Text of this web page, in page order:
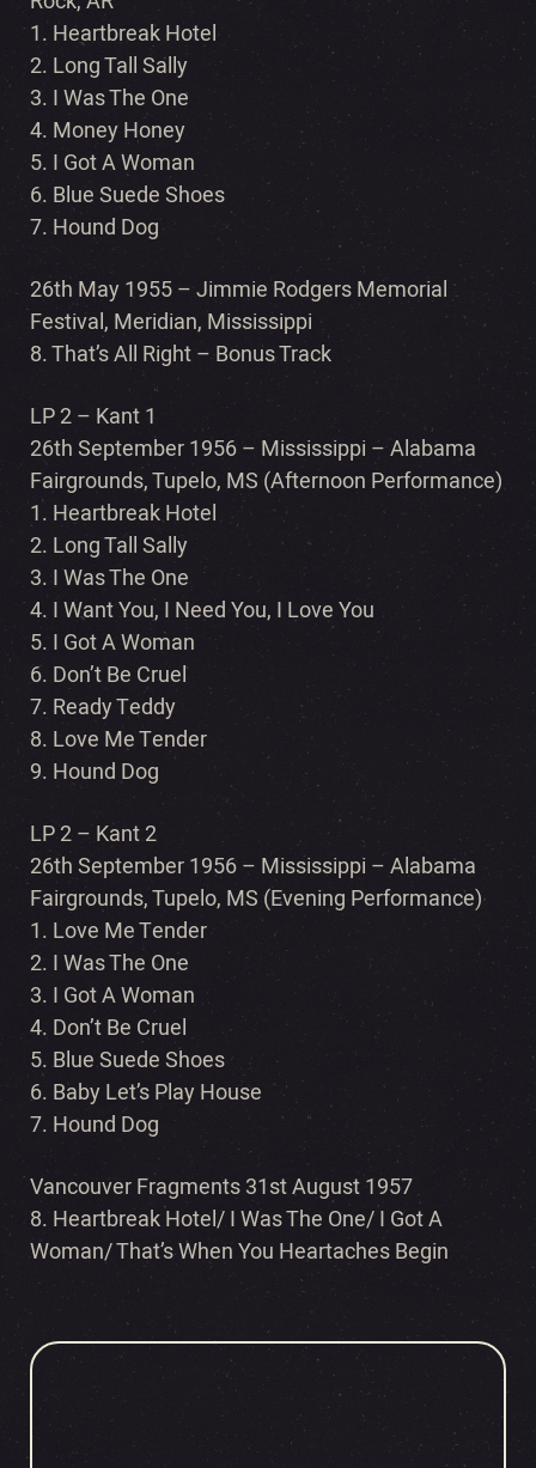
1. Heartbreak Hotel
2. Long Tall Sally
3. I Was The One
4. Money Honey
5. I Got A Woman
6. Blue Suede Shoes
7. Hound Dog
26th May 1955 – Jimmie Rodgers Memorial
Festival, Meridian, Mississippi
8. That’s All Right – Bonus Track
LP 2 – Kant 1
26th September 1956 – Mississippi – Alabama
Fairgrounds, Tupelo, MS (Afternoon Performance)
1. Heartbreak Hotel
2. Long Tall Sally
3. I Was The One
4. I Want You, I Need You, I Love You
5. I Got A Woman
6. Don’t Be Cruel
7. Ready Teddy
8. Love Me Tender
9. Hound Dog
LP 2 – Kant 2
26th September 1956 – Mississippi – Alabama
Fairgrounds, Tupelo, MS (Evening Performance)
1. Love Me Tender
2. I Was The One
3. I Got A Woman
4. Don’t Be Cruel
5. Blue Suede Shoes
6. Baby Let’s Play House
7. Hound Dog
Vancouver Fragments 31st August 1957
8. Heartbreak Hotel/ I Was The One/ I Got A
Woman/ That’s When You Heartaches Begin